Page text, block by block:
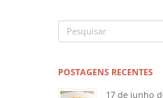
POSTAGENS RECENTES
17 de junho